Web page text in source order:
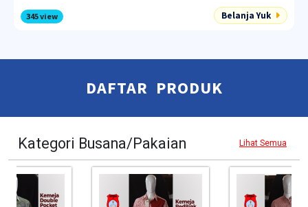
345 view Belanja Yuk
DAFTAR PRODUK
Kategori Busana/Pakaian Lihat Semua